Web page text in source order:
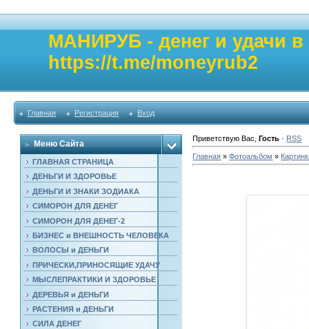
МАНИРУБ - денег и удачи
https://t.me/moneyrub2
Главная Регистрация Вход
Меню Сайта
ГЛАВНАЯ СТРАНИЦА
ДЕНЬГИ И ЗДОРОВЬЕ
ДЕНЬГИ И ЗНАКИ ЗОДИАКА
СИМОРОН ДЛЯ ДЕНЕГ
СИМОРОН ДЛЯ ДЕНЕГ-2
БИЗНЕС и ВНЕШНОСТЬ ЧЕЛОВЕКА
ВОЛОСЫ и ДЕНЬГИ
ПРИЧЕСКИ,ПРИНОСЯЩИЕ УДАЧУ
МЫСЛЕПРАКТИКИ И ЗДОРОВЬЕ
ДЕРЕВЬЯ и ДЕНЬГИ
РАСТЕНИЯ и ДЕНЬГИ
СИЛА ДЕНЕГ
Приветствую Вас ,Гость · RSS
Главная »Фотоальбом »